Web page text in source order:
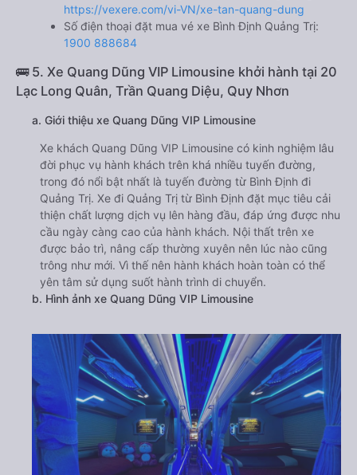
https://vexere.com/vi-VN/xe-tan-quang-dung
Số điện thoại đặt mua vé xe Bình Định Quảng Trị:
1900 888684
🚌 5. Xe Quang Dũng VIP Limousine khởi hành tại 20
Lạc Long Quân, Trần Quang Diệu, Quy Nhơn
a. Giới thiệu xe Quang Dũng VIP Limousine
Xe khách Quang Dũng VIP Limousine có kinh nghiệm lâu
đời phục vụ hành khách trên khá nhiều tuyến đường,
trong đó nổi bật nhất là tuyến đường từ Bình Định đi
Quảng Trị. Xe đi Quảng Trị từ Bình Định đặt mục tiêu cải
thiện chất lượng dịch vụ lên hàng đầu, đáp ứng được nhu
cầu ngày càng cao của hành khách. Nội thất trên xe
được bảo trì, nâng cấp thường xuyên nên lúc nào cũng
trông như mới. Vì thế nên hành khách hoàn toàn có thể
yên tâm sử dụng suốt hành trình di chuyển.
b. Hình ảnh xe Quang Dũng VIP Limousine